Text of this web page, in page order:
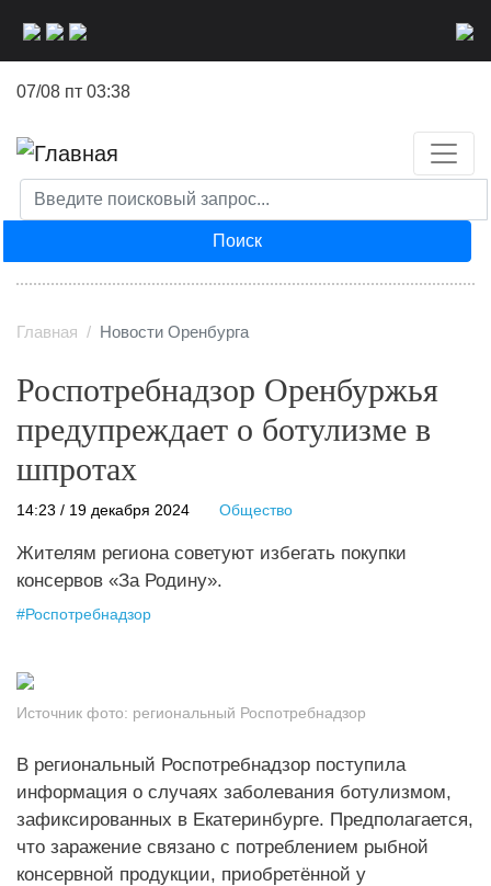
07/08 пт 03:38
Поиск
Главная Новости Оренбурга
Роспотребнадзор Оренбуржья
предупреждает о ботулизме в
шпротах
14:23 / 19 декабря 2024 Общество
Жителям региона советуют избегать покупки
консервов «За Родину».
#Роспотребнадзор
Источник фото: региональный Роспотребнадзор
В региональный Роспотребнадзор поступила
информация о случаях заболевания ботулизмом,
зафиксированных в Екатеринбурге. Предполагается,
что заражение связано с потреблением рыбной
консервной продукции, приобретённой у